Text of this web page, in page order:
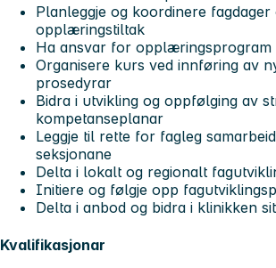
Planleggje og koordinere fagdager
opplæringstiltak
Ha ansvar for opplæringsprogram
Organisere kurs ved innføring av
prosedyrar
Bidra i utvikling og oppfølging av
kompetanseplanar
Leggje til rette for fagleg
seksjonane
Delta i lokalt og regionalt
Initiere og følgje opp
Delta i anbod og bidra i klinikken
Kvalifikasjonar